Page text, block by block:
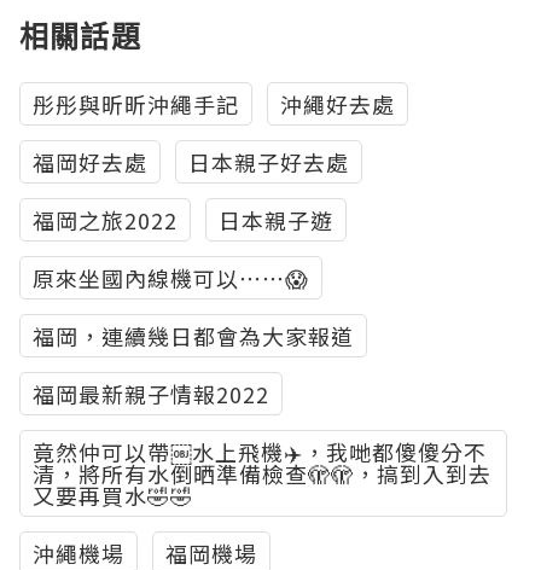
相關話題
彤彤與昕昕沖繩手記
沖繩好去處
福岡好去處
日本親子好去處
福岡之旅2022
日本親子遊
原來坐國內線機可以⋯⋯😱
福岡，連續幾日都會為大家報道
福岡最新親子情報2022
竟然仲可以帶￼水上飛機✈️，我哋都傻傻分不
清，將所有水倒晒準備檢查🫣🫣，搞到入到去
又要再買水🤣🤣
沖繩機場
福岡機場